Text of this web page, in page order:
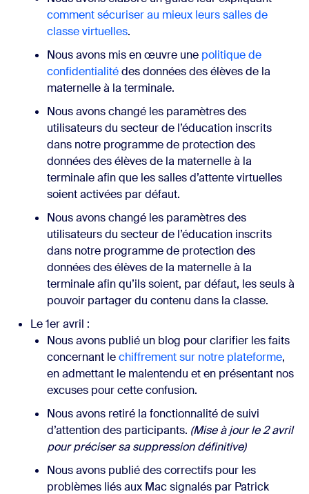
comment sécuriser au mieux leurs salles de
classe virtuelles.
Nous avons mis en œuvre une politique de
confidentialitédes données des élèves de la
maternelle à la terminale.
Nous avons changé les paramètres des
utilisateurs du secteur de l’éducation inscrits
dans notre programme de protection des
données des élèves de la maternelle à la
terminale afin que les salles d’attente virtuelles
soient activées par défaut.
Nous avons changé les paramètres des
utilisateurs du secteur de l’éducation inscrits
dans notre programme de protection des
données des élèves de la maternelle à la
terminale afin qu’ils soient, par défaut, les seuls à
pouvoir partager du contenu dans la classe.
Le 1er avril :
Nous avons publié un blog pour clarifier les faits
concernant lechiffrement sur notre plateforme,
en admettant le malentendu et en présentant nos
excuses pour cette confusion.
Nous avons retiré la fonctionnalité de suivi
d’attention des participants. (Mise à jour le 2 avril
pour préciser sa suppression définitive)
Nous avons publié des correctifs pour les
problèmes liés aux Mac signalés par Patrick